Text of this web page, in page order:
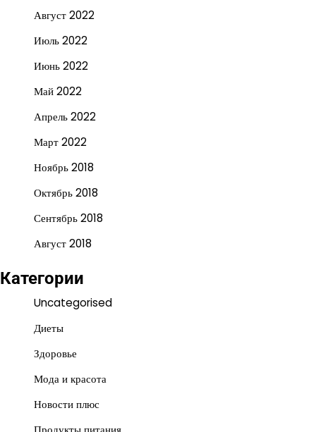
Август 2022
Июль 2022
Июнь 2022
Май 2022
Апрель 2022
Март 2022
Ноябрь 2018
Октябрь 2018
Сентябрь 2018
Август 2018
Категории
Uncategorised
Диеты
Здоровье
Мода и красота
Новости плюс